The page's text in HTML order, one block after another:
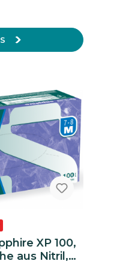
XP 100,
aus Nitril,